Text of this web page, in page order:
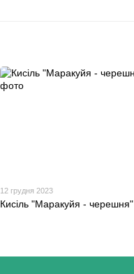
12 грудня 2023
Кисіль "Маракуйя - черешня"